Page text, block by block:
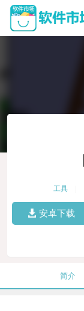
工具
安卓下载
简介